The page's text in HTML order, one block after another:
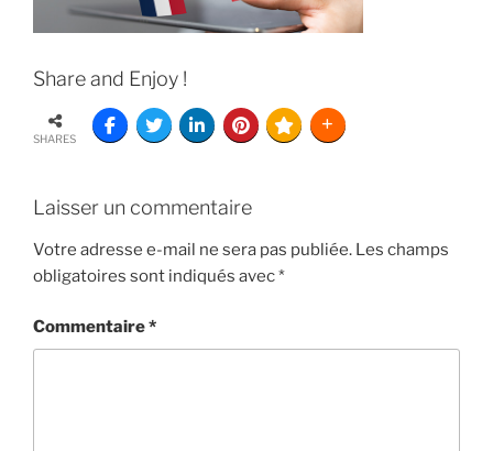
Share and Enjoy !
SHARES
Laisser un commentaire
Votre adresse e-mail ne sera pas publiée. Les champs
obligatoires sont indiqués avec*
Commentaire*